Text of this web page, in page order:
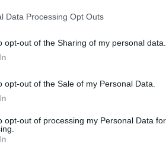
Data Processing Opt Outs
opt-out of the Sharing of my personal data.
opt-out of the Sale of my Personal Data.
opt-out of processing my Personal Data
kutsuttu vk-treeni on erittäin
sitten on?